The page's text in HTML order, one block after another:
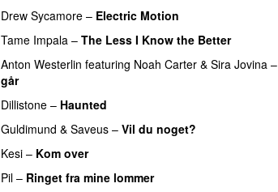
Drew Sycamore – Electric Motion
Tame Impala – The Less I Know the Better
Anton Westerlin featuring Noah Carter & Sira Jovina –
går
Dillistone – Haunted
Guldimund & Saveus – Vil du noget?
Kesi – Kom over
Pil – Ringet fra mine lommer